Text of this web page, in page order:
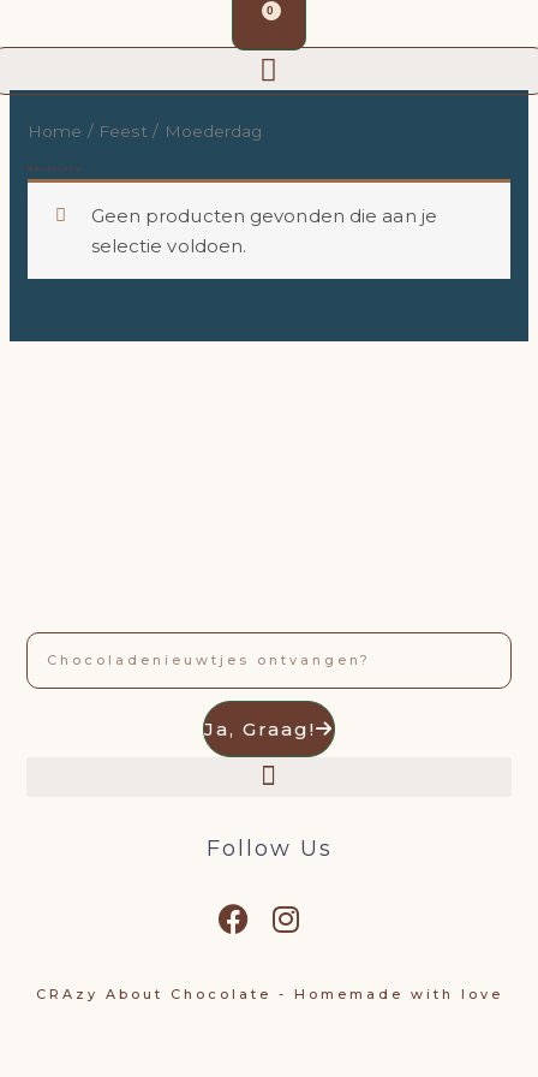
naar
0
Winkelwagen
Home / Feest / Moederdag
Moederdag
Geen producten gevonden die aan je
selectie voldoen.
Email
Ja, Graag!
Follow Us
CRAzy About Chocolate - Homemade with love